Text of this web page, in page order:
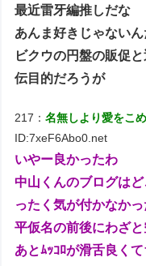
最近雷牙編推しだな
あんま好きじゃない
ビクウの円盤の販促
伝目的だろうが
217：名無しより愛をこ
ID:7xeF6Abo0.net
いやー良かったわ
中山くんのブログは
ったく気が付かなか
平仮名の前後にわざ
あとﾑｯｺﾛが滑舌良く